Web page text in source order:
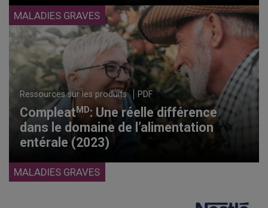
MALADIES GRAVES
Ressources sur les produits PDF
CompleatMD: Une réelle différence
dans le domaine de l’alimentation
entérale (2023)
MALADIES GRAVES